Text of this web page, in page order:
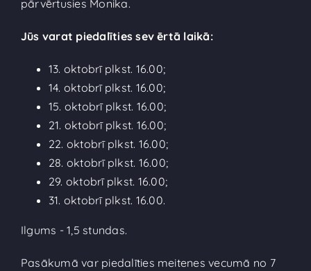
pārvērtusies Monika.
Jūs varat piedalīties sev ērtā laikā:
13. oktobrī plkst. 16.00;
14. oktobrī plkst. 16.00;
15. oktobrī plkst. 16.00;
21. oktobrī plkst. 16.00;
22. oktobrī plkst. 16.00;
28. oktobrī plkst. 16.00;
29. oktobrī plkst. 16.00;
31. oktobrī plkst. 16.00.
Ilgums - 1,5 stundas.
Pasākumā var piedalīties meitenes vecumā no 7